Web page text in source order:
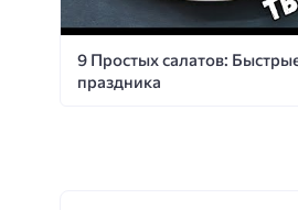
9 Простых салатов:
праздника